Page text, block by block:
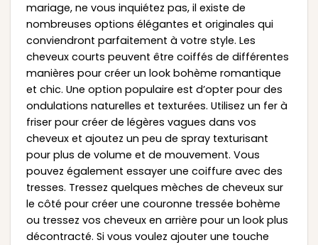
mariage, ne vous inquiétez pas, il existe de
nombreuses options élégantes et originales qui
conviendront parfaitement à votre style. Les
cheveux courts peuvent être coiffés de différentes
manières pour créer un look bohème romantique
et chic. Une option populaire est d’opter pour des
ondulations naturelles et texturées. Utilisez un fer à
friser pour créer de légères vagues dans vos
cheveux et ajoutez un peu de spray texturisant
pour plus de volume et de mouvement. Vous
pouvez également essayer une coiffure avec des
tresses. Tressez quelques mèches de cheveux sur
le côté pour créer une couronne tressée bohème
ou tressez vos cheveux en arrière pour un look plus
décontracté. Si vous voulez ajouter une touche